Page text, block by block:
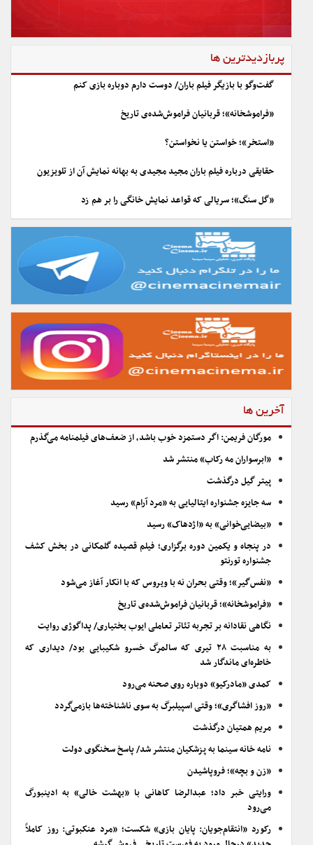
پربازدیدترین ها
گفت‌وگو با بازیگر فیلم باران/ دوست دارم دوباره بازی کنم
«فراموشخانه»؛ قربانیان فراموش‌شده‌ی تاریخ
«استخر»؛ خواستن یا نخواستن؟
حقایقی درباره فیلم باران مجید مجیدی به بهانه نمایش آن از تلویزیون
«گل سنگ»؛ سریالی که قواعد نمایش خانگی را بر هم زد
آخرین ها
مورگان فریمن: اگر دستمزد خوب باشد، از ضعف‌های فیلمنامه می‌گذرم
«ابرسواران مه رکاب» منتشر شد
پیتر گیل درگذشت
سه جایزه جشنواره ایتالیایی به «مرد آرام» رسید
«بیضایی‌خوانی» به «اژدهاک» رسید
در پنجاه و یکمین دوره برگزاری؛ فیلم قصیده گلمکانی در بخش کشف
جشنواره تورنتو
«نفس‌گیر»؛ وقتی بحران نه با ویروس که با انکار آغاز می‌شود
«فراموشخانه»؛ قربانیان فراموش‌شده‌ی تاریخ
نگاهی نقادانه بر تجربه تئاتر تعاملی ایوب بختیاری/ پداگوژی روایت
به مناسبت ۲۸ تیری که سالمرگ خسرو شکیبایی بود/ دیداری که
خاطره‌ای ماندگار شد
کمدی «مادرکیو» دوباره روی صحنه می‌رود
«روز افشاگری»؛ وقتی اسپیلبرگ به سوی ناشناخته‌ها بازمی‌گردد
مریم همتیان درگذشت
نامه خانه سینما به پزشکیان منتشر شد/ پاسخ سخنگوی دولت
«زن و بچه»؛ فروپاشیدن
ورایتی خبر داد؛ عبدالرضا کاهانی با «بهشت خالی» به ادینبورگ
می‌رود
رکورد «انتقام‌جویان: پایان بازی» شکست؛ «مرد عنکبوتی: روز کاملاً